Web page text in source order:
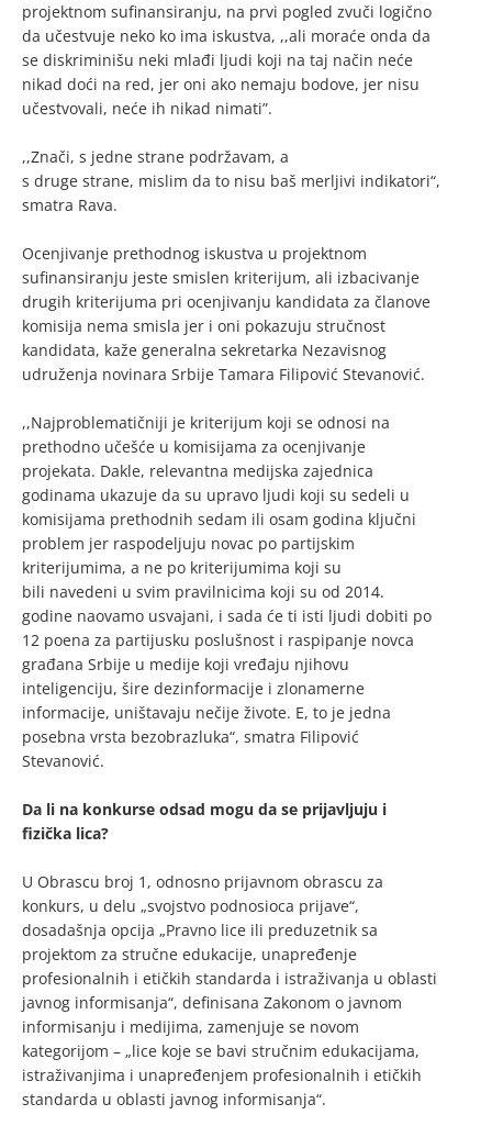
projektnom sufinansiranju, na prvi pogled zvuči logično
da učestvuje neko ko ima iskustva, ,,ali moraće onda da
se diskriminišu neki mlađi ljudi koji na taj način neće
nikad doći na red, jer oni ako nemaju bodove, jer nisu
učestvovali, neće ih nikad nimati”.
,,Znači, s jedne strane podržavam, a
s druge strane, mislim da to nisu baš merljivi indikatori“,
smatra Rava.
Ocenjivanje prethodnog iskustva u projektnom
sufinansiranju jeste smislen kriterijum, ali izbacivanje
drugih kriterijuma pri ocenjivanju kandidata za članove
komisija nema smisla jer i oni pokazuju stručnost
kandidata, kaže generalna sekretarka Nezavisnog
udruženja novinara Srbije Tamara Filipović Stevanović.
,,Najproblematičniji je kriterijum koji se odnosi na
prethodno učešće u komisijama za ocenjivanje
projekata. Dakle, relevantna medijska zajednica
godinama ukazuje da su upravo ljudi koji su sedeli u
komisijama prethodnih sedam ili osam godina ključni
problem jer raspodeljuju novac po partijskim
kriterijumima, a ne po kriterijumima koji su
bili navedeni u svim pravilnicima koji su od 2014.
godine naovamo usvajani, i sada će ti isti ljudi dobiti po
12 poena za partijusku poslušnost i raspipanje novca
građana Srbije u medije koji vređaju njihovu
inteligenciju, šire dezinformacije i zlonamerne
informacije, uništavaju nečije živote. E, to je jedna
posebna vrsta bezobrazluka“, smatra Filipović
Stevanović.
Da li na konkurse odsad mogu da se prijavljuju i
fizička lica?
U Obrascu broj 1, odnosno prijavnom obrascu za
konkurs, u delu „svojstvo podnosioca prijave“,
dosadašnja opcija „Pravno lice ili preduzetnik sa
projektom za stručne edukacije, unapređenje
profesionalnih i etičkih standarda i istraživanja u oblasti
javnog informisanja“, definisana Zakonom o javnom
informisanju i medijima, zamenjuje se novom
kategorijom – „lice koje se bavi stručnim edukacijama,
istraživanjima i unapređenjem profesionalnih i etičkih
standarda u oblasti javnog informisanja“.